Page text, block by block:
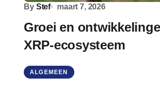
By Stef maart 7, 2026
Groei en
XRP-ecosysteem
ALGEMEEN